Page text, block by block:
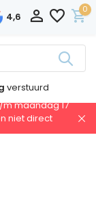
4,6
0
verstuurd
maandag 17
niet direct